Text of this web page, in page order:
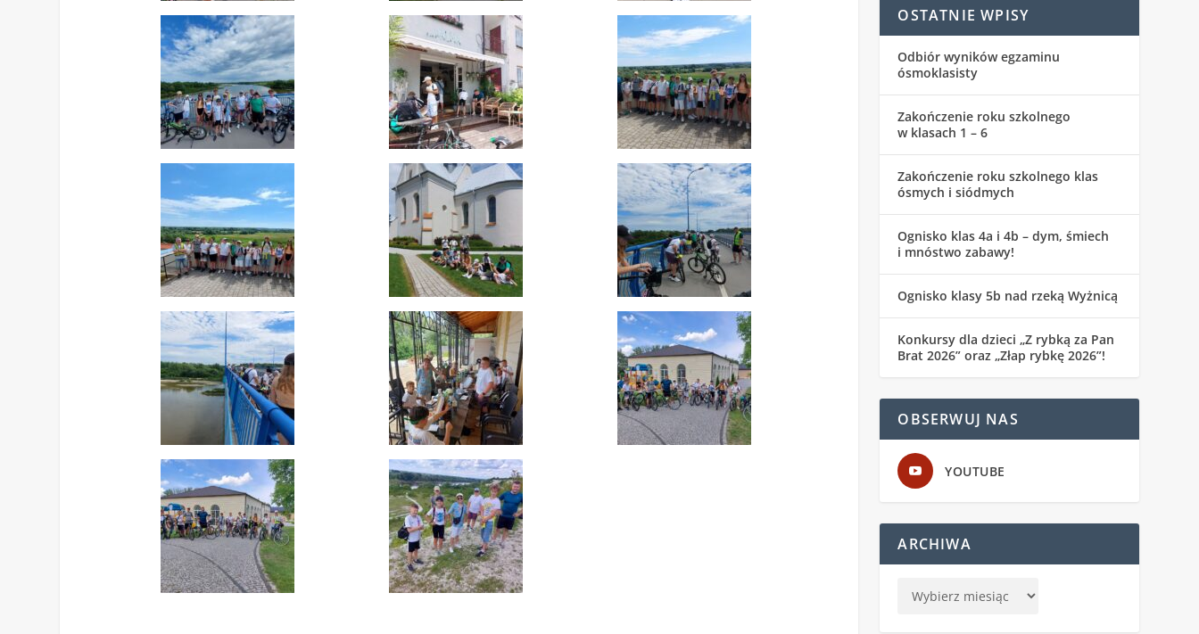
OSTATNIE WPISY
Odbiór wyników egzaminu
ósmoklasisty
Zakończenie roku szkolnego
w klasach 1 – 6
Zakończenie roku szkolnego klas
ósmych i siódmych
Ognisko klas 4a i 4b – dym, śmiech
i mnóstwo zabawy!
Ognisko klasy 5b nad rzeką Wyżnicą
Konkursy dla dzieci „Z rybką za Pan
Brat 2026” oraz „Złap rybkę 2026”!
OBSERWUJ NAS
YOUTUBE
ARCHIWA